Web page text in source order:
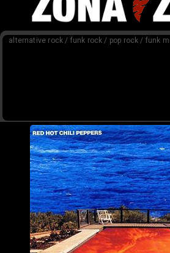
CONTENIDO
alternative rock / funk rock / pop rock / funk